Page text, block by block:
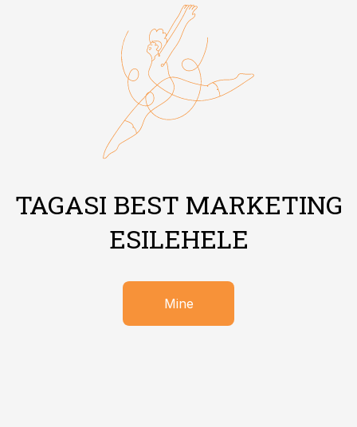
TAGASI BEST MARKETING
ESILEHELE
Mine